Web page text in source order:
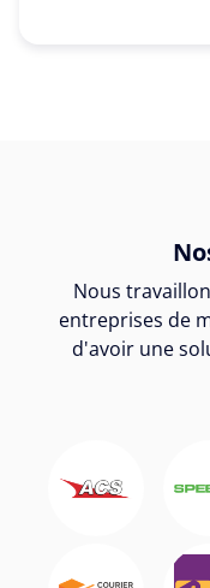
Nous
entreprises de
d'avoir une